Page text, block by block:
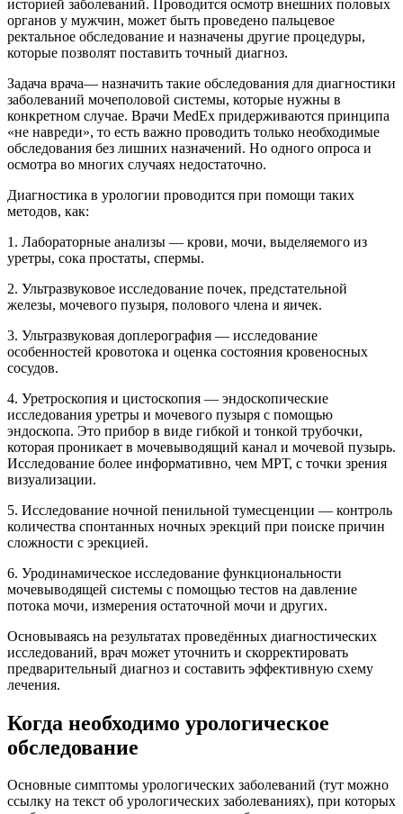
историей заболеваний. Проводится осмотр внешних половых
органов у мужчин, может быть проведено пальцевое
ректальное обследование и назначены другие процедуры,
которые позволят поставить точный диагноз.
Задача врача— назначить такие обследования для диагностики
заболеваний мочеполовой системы, которые нужны в
конкретном случае. Врачи MedEx придерживаются принципа
«не навреди», то есть важно проводить только необходимые
обследования без лишних назначений. Но одного опроса и
осмотра во многих случаях недостаточно.
Диагностика в урологии проводится при помощи таких
методов, как:
1. Лабораторные анализы — крови, мочи, выделяемого из
уретры, сока простаты, спермы.
2. Ультразвуковое исследование почек, предстательной
железы, мочевого пузыря, полового члена и яичек.
3. Ультразвуковая доплерография — исследование
особенностей кровотока и оценка состояния кровеносных
сосудов.
4. Уретроскопия и цистоскопия — эндоскопические
исследования уретры и мочевого пузыря с помощью
эндоскопа. Это прибор в виде гибкой и тонкой трубочки,
которая проникает в мочевыводящий канал и мочевой пузырь.
Исследование более информативно, чем МРТ, с точки зрения
визуализации.
5. Исследование ночной пенильной тумесценции — контроль
количества спонтанных ночных эрекций при поиске причин
сложности с эрекцией.
6. Уродинамическое исследование функциональности
мочевыводящей системы с помощью тестов на давление
потока мочи, измерения остаточной мочи и других.
Основываясь на результатах проведённых диагностических
исследований, врач может уточнить и скорректировать
предварительный диагноз и составить эффективную схему
лечения.
Когда необходимо урологическое
обследование
Основные симптомы урологических заболеваний (тут можно
ссылку на текст об урологических заболеваниях), при которых